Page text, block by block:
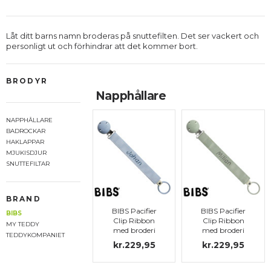
Låt ditt barns namn broderas på snuttefilten. Det ser vackert och
personligt ut och förhindrar att det kommer bort.
BRODYR
NAPPHÅLLARE
BADROCKAR
HAKLAPPAR
MJUKISDJUR
SNUTTEFILTAR
BRAND
BIBS
MY TEDDY
TEDDYKOMPANIET
Napphållare
BIBS Pacifier
Clip Ribbon
med broderi
kr.229,95
BIBS Pacifier
Clip Ribbon
med broderi
kr.229,95